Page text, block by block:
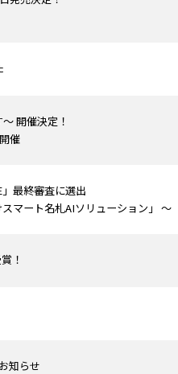
開催決定！
催
最終審査に選出
マート名札AIソリューション」 ～
！
知らせ